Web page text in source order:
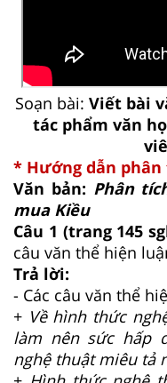
Soạn bài: Viết bài
tác phẩm văn
* Hướng dẫn
Văn bản: Phân
mua Kiều
Câu 1 (trang 145
câu văn thể hiện
Trả lời:
- Các câu văn thể
+ Về hình thức
làm nên sức hấp
nghệ thuật miêu tả